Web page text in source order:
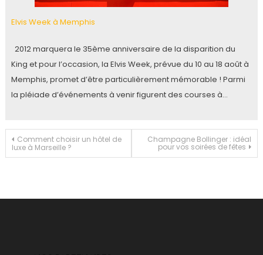
Elvis Week à Memphis
2012 marquera le 35ème anniversaire de la disparition du
King et pour l’occasion, la Elvis Week, prévue du 10 au 18 août à
Memphis, promet d’être particulièrement mémorable ! Parmi
la pléiade d’événements à venir figurent des courses à…
Navigation
l’article
Comment choisir un hôtel de
luxe à Marseille ?
Champagne Bollinger : idéal
pour vos soirées de fêtes